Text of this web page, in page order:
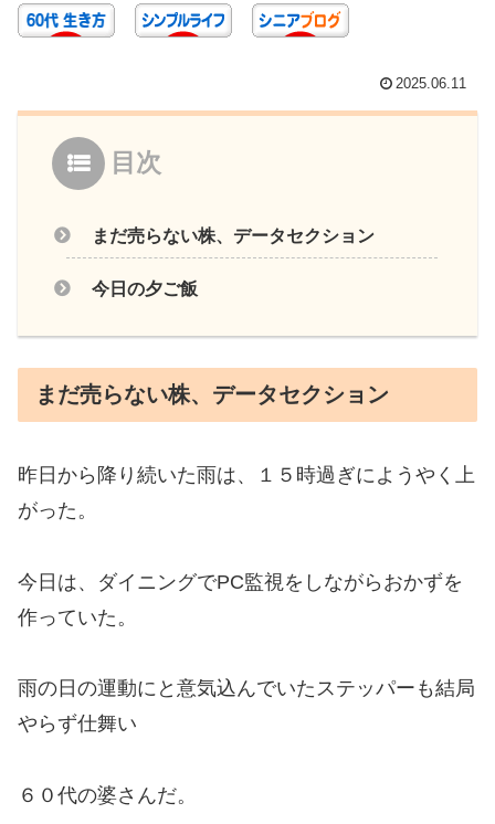
2025.06.11
目次
まだ売らない株、データセクション
今日の夕ご飯
まだ売らない株、データセクション
昨日から降り続いた雨は、１５時過ぎにようやく上
がった。
今日は、ダイニングでPC監視をしながらおかずを
作っていた。
雨の日の運動にと意気込んでいたステッパーも結局
やらず仕舞い
６０代の婆さんだ。